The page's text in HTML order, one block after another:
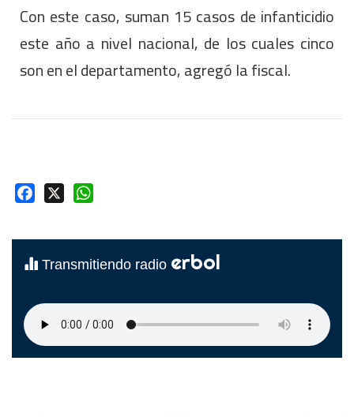
Con este caso, suman 15 casos de infanticidio
este año a nivel nacional, de los cuales cinco
son en el departamento, agregó la fiscal.
Facebook
Transmitiendo radio erbol